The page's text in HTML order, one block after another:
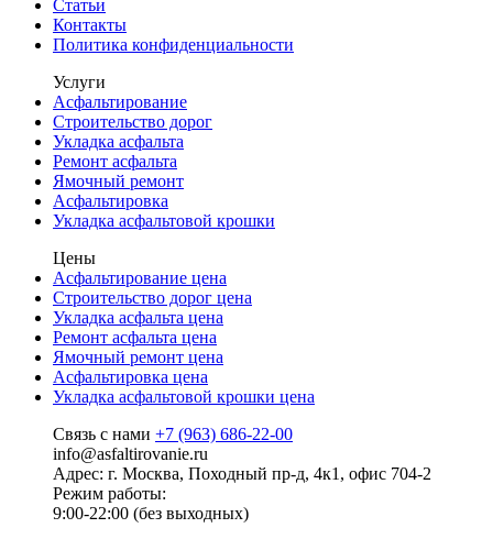
Статьи
Контакты
Политика конфиденциальности
Услуги
Асфальтирование
Строительство дорог
Укладка асфальта
Ремонт асфальта
Ямочный ремонт
Асфальтировка
Укладка асфальтовой крошки
Цены
Асфальтирование цена
Строительство дорог цена
Укладка асфальта цена
Ремонт асфальта цена
Ямочный ремонт цена
Асфальтировка цена
Укладка асфальтовой крошки цена
Связь с нами +7 (963) 686-22-00
info@asfaltirovanie.ru
Адрес: г. Москва, Походный пр-д, 4к1, офис 704-2
Режим работы:
9:00-22:00 (без выходных)